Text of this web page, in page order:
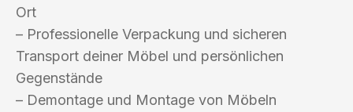
Ort
– Professionelle Verpackung und sicheren
Transport deiner Möbel und persönlichen
Gegenstände
– Demontage und Montage von Möbeln